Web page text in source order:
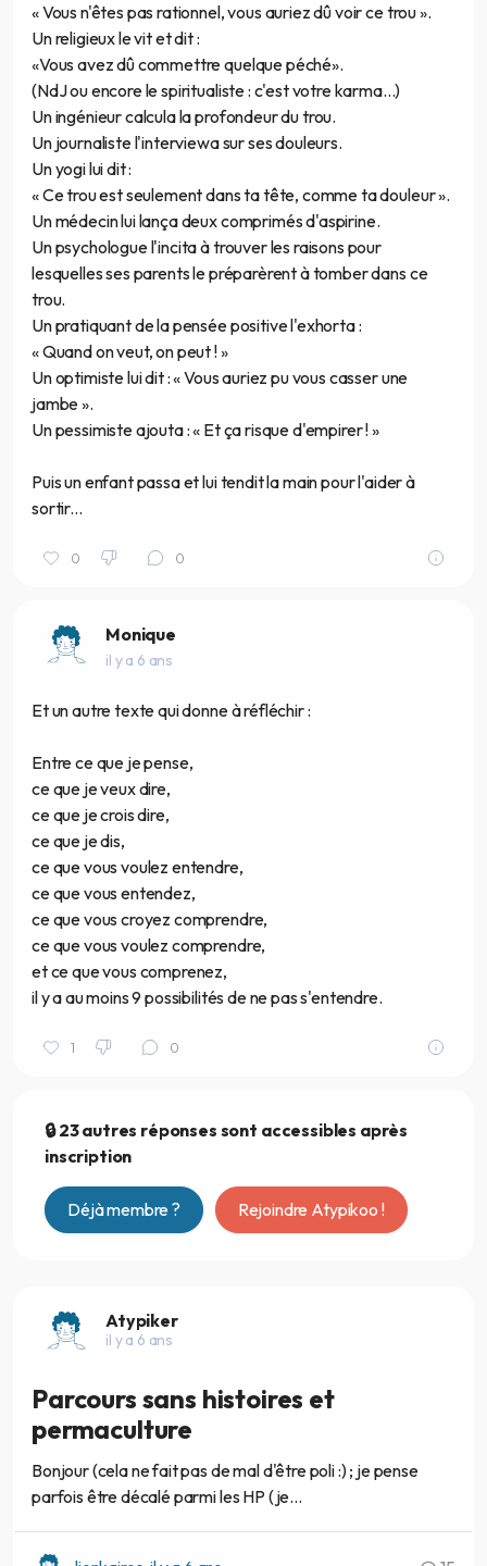
« Vous n'êtes pas rationnel, vous auriez dû voir ce trou ».
Un religieux le vit et dit :
«Vous avez dû commettre quelque péché».
(NdJ ou encore le spiritualiste : c'est votre karma...)
Un ingénieur calcula la profondeur du trou.
Un journaliste l'interviewa sur ses douleurs.
Un yogi lui dit :
« Ce trou est seulement dans ta tête, comme ta douleur ».
Un médecin lui lança deux comprimés d'aspirine.
Un psychologue l'incita à trouver les raisons pour
lesquelles ses parents le préparèrent à tomber dans ce
trou.
Un pratiquant de la pensée positive l'exhorta :
« Quand on veut, on peut ! »
Un optimiste lui dit : « Vous auriez pu vous casser une
jambe ».
Un pessimiste ajouta : « Et ça risque d'empirer ! »
Puis un enfant passa et lui tendit la main pour l'aider à
sortir...
0 0
Monique
il y a 6 ans
Et un autre texte qui donne à réfléchir :
Entre ce que je pense,
ce que je veux dire,
ce que je crois dire,
ce que je dis,
ce que vous voulez entendre,
ce que vous entendez,
ce que vous croyez comprendre,
ce que vous voulez comprendre,
et ce que vous comprenez,
il y a au moins 9 possibilités de ne pas s'entendre.
1 0
🔒 23 autres réponses sont accessibles après
inscription
Déjà membre ? Rejoindre Atypikoo !
Atypiker
il y a 6 ans
Parcours sans histoires et
permaculture
Bonjour (cela ne fait pas de mal d'être poli :) ; je pense
parfois être décalé parmi les HP (je...